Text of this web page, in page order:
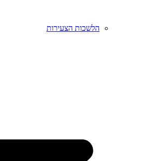
הלשכות הצעירות